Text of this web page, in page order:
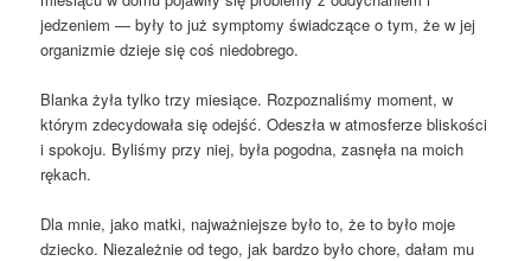
jedzeniem — były to już symptomy świadczące o tym, że w jej
organizmie dzieje się coś niedobrego.
Blanka żyła tylko trzy miesiące. Rozpoznaliśmy moment, w
którym zdecydowała się odejść. Odeszła w atmosferze bliskości
i spokoju. Byliśmy przy niej, była pogodna, zasnęła na moich
rękach.
Dla mnie, jako matki, najważniejsze było to, że to było moje
dziecko. Niezależnie od tego, jak bardzo było chore, dałam mu